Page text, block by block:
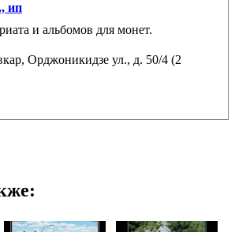
ип
и альбомов для монет.
Орджоникидзе ул., д. 50/4 (2